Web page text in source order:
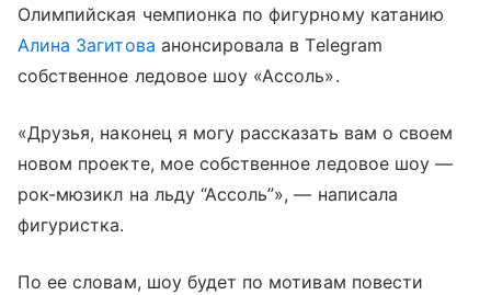
Олимпийская чемпионка по фигурному катанию
Алина Загитова анонсировала в Telegram
собственное ледовое шоу «Ассоль».
«Друзья, наконец я могу рассказать вам о своем
новом проекте, мое собственное ледовое шоу —
рок-мюзикл на льду “Ассоль”», — написала
фигуристка.
По ее словам, шоу будет по мотивам повести